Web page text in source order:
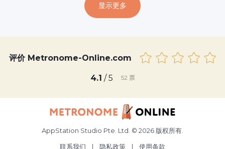
显示更多
评价 Metronome-Online.com
4.1 / 5 52票
AppStation Studio Pte. Ltd. © 2026 版权所有.
联系我们
| 隐私政策 | 使用条款